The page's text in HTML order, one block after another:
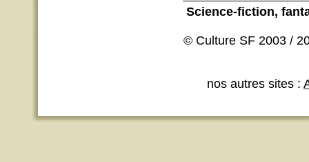
Science-fiction,
© Culture SF 2003 /
nos autres sites :